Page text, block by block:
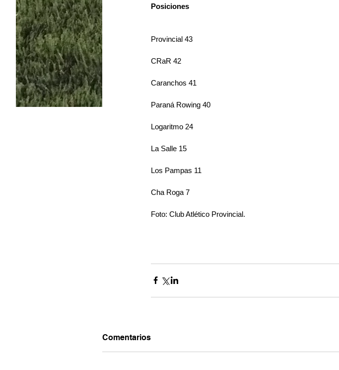
Posiciones
Provincial 43
CRaR 42
Caranchos 41
Paraná Rowing 40
Logaritmo 24
La Salle 15
Los Pampas 11
Cha Roga 7
Foto: Club Atlético Provincial.
Comentarios